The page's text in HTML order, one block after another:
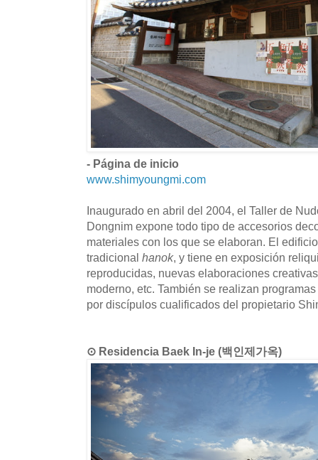
- Página de inicio
www.shimyoungmi.com
Inaugurado en abril del 2004, el Taller de
Dongnim expone todo tipo de accesorios
materiales con los que se elaboran. El
tradicional hanok, y tiene en exposición
reproducidas, nuevas elaboraciones
moderno, etc. También se realizan
por discípulos cualificados del propietario
⊙ Residencia Baek In-je (백인제가옥)